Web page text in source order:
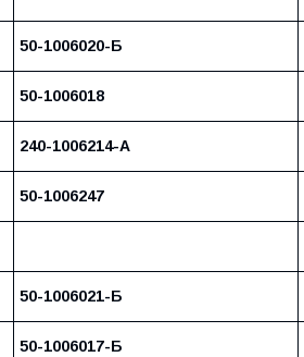
50-1006020-Б
50-1006018
240-1006214-А
50-1006247
50-1006021-Б
50-1006017-Б